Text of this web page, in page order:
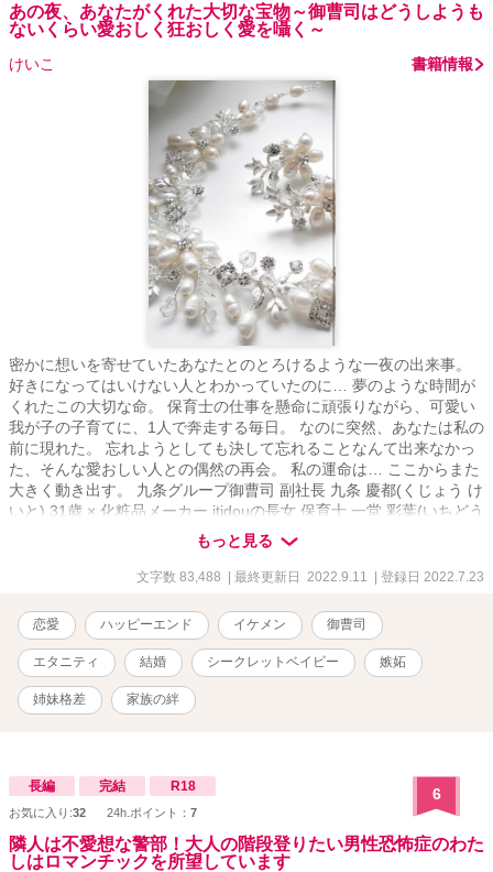
あの夜、あなたがくれた大切な宝物～御曹司はどうしようも
ないくらい愛おしく狂おしく愛を囁く～
けいこ 書籍情報
密かに想いを寄せていたあなたとのとろけるような一夜の出来事。
好きになってはいけない人とわかっていたのに… 夢のような時間が
くれたこの大切な命。 保育士の仕事を懸命に頑張りながら、可愛い
我が子の子育てに、1人で奔走する毎日。 なのに突然、あなたは私の
前に現れた。 忘れようとしても決して忘れることなんて出来なかっ
た、そんな愛おしい人との偶然の再会。 私の運命は… ここからまた
大きく動き出す。 九条グループ御曹司 副社長 九条 慶都(くじょう け
いと) 31歳 × 化粧品メーカー itidouの長女 保育士 一堂 彩葉(いちどう
もっと見る
文字数 83,488 | 最終更新日 2022.9.11 | 登録日 2022.7.23
恋愛 ハッピーエンド イケメン 御曹司
エタニティ 結婚 シークレットベイビー 嫉妬
姉妹格差 家族の絆
長編 完結 R18
お気に入り:32 24h.ポイント： 7
6
隣人は不愛想な警部！大人の階段登りたい男性恐怖症のわた
しはロマンチックを所望しています